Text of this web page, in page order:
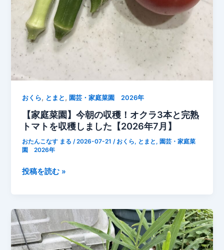
おくら, とまと ,園芸・家庭菜園 2026年
【家庭菜園】今朝の収穫！オクラ3本と完熟
トマトを収穫しました【2026年7月】
おたんこなす まる/2026-07-21/ おくら, とまと , 園芸・家庭菜
園 2026年
【家
園】
今
朝
の
投稿を読む »